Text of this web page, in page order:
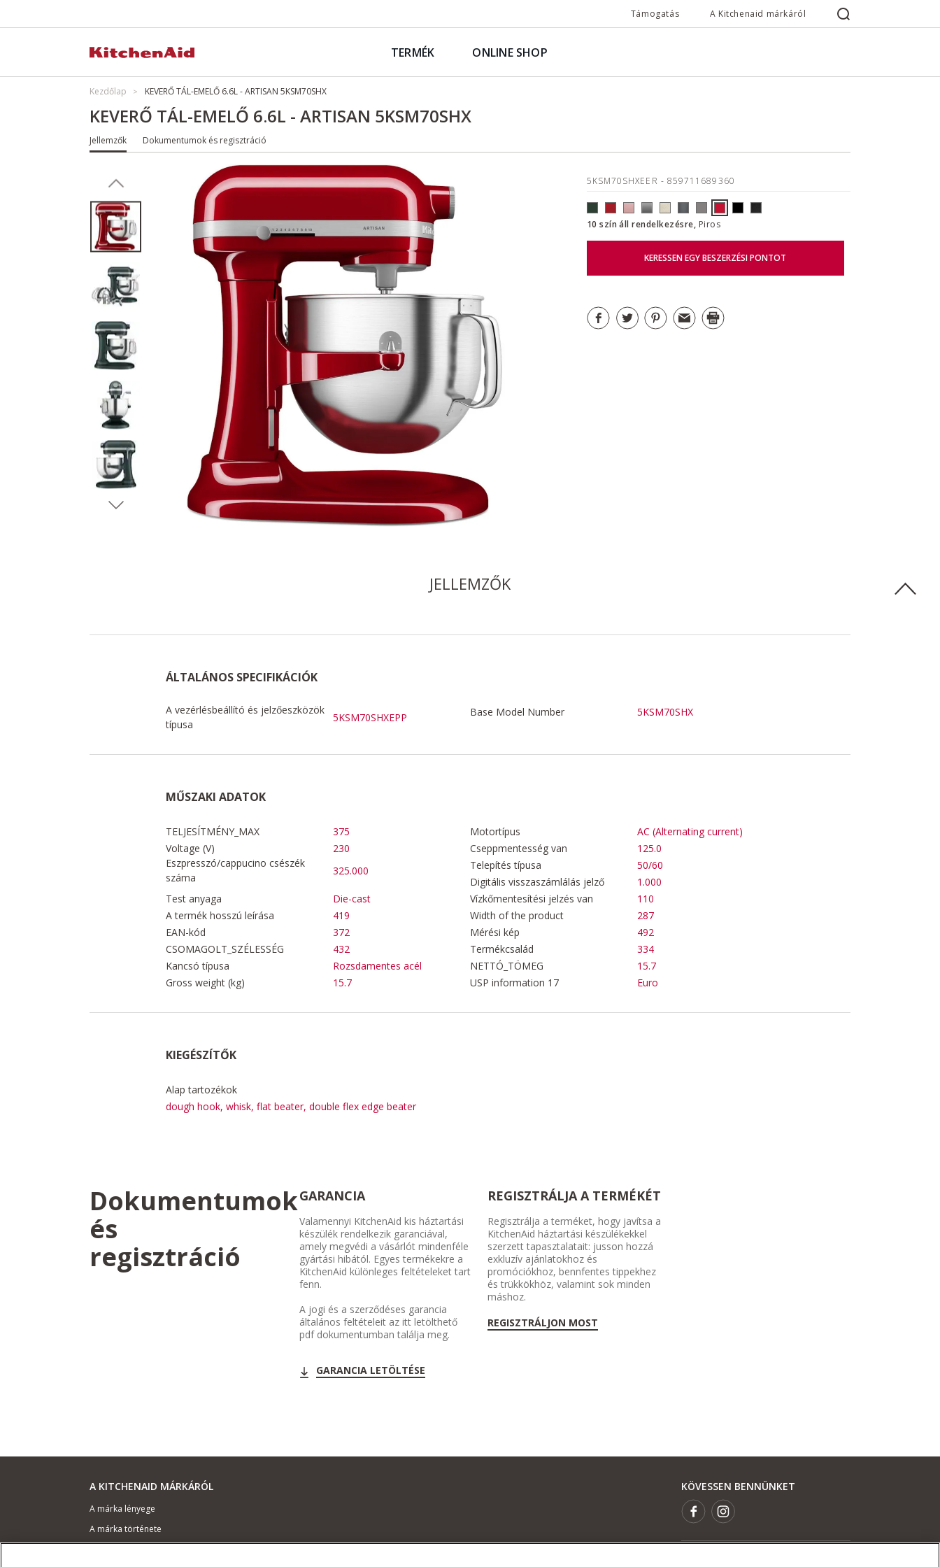
Támogatás A Kitchenaid márkáról
TERMÉK ONLINE SHOP
Kezdőlap KEVERŐ TÁL-EMELŐ 6.6L - ARTISAN 5KSM70SHX
KEVERŐ TÁL-EMELŐ 6.6L - ARTISAN 5KSM70SHX
Jellemzők Dokumentumok és regisztráció
5KSM70SHXEER - 859711689360
10 szín áll rendelkezésre, Piros
KERESSEN EGY BESZERZÉSI PONTOT
JELLEMZŐK
ÁLTALÁNOS SPECIFIKÁCIÓK
A vezérlésbeállító és jelzőeszközök
típusa
5KSM70SHXEPP Base Model Number 5KSM70SHX
MŰSZAKI ADATOK
TELJESÍTMÉNY_MAX 375 Motortípus
AC (Alternating current)
Voltage (V)
230 Cseppmentesség van
125.0
Eszpresszó/cappucino csészék
száma
325.000 Telepítés típusa
50/60
Digitális visszaszámlálás jelző
1.000
Test anyaga
Die-cast Vízkőmentesítési jelzés van
110
A termék hosszú leírása
419 Width of the product
287
EAN-kód
372 Mérési kép
492
CSOMAGOLT_SZÉLESSÉG
432 Termékcsalád
334
Kancsó típusa
Rozsdamentes acél NETTÓ_TÖMEG
15.7
Gross weight (kg)
15.7 USP information 17 Euro
KIEGÉSZÍTŐK
Alap tartozékok
dough hook, whisk, flat beater, double flex edge beater
Dokumentumok
és
regisztráció
GARANCIA
Valamennyi KitchenAid kis háztartási
készülék rendelkezik garanciával,
amely megvédi a vásárlót mindenféle
gyártási hibától. Egyes termékekre a
KitchenAid különleges feltételeket tart
fenn.
A jogi és a szerződéses garancia
általános feltételeit az itt letölthető
pdf dokumentumban találja meg.
GARANCIA LETÖLTÉSE
REGISZTRÁLJA A TERMÉKÉT
Regisztrálja a terméket, hogy javítsa a
KitchenAid háztartási készülékekkel
szerzett tapasztalatait: jusson hozzá
exkluzív ajánlatokhoz és
promóciókhoz, bennfentes tippekhez
és trükkökhöz, valamint sok minden
máshoz.
REGISZTRÁLJON MOST
A KITCHENAID MÁRKÁRÓL
A márka lényege
A márka története
KÖVESSEN BENNÜNKET